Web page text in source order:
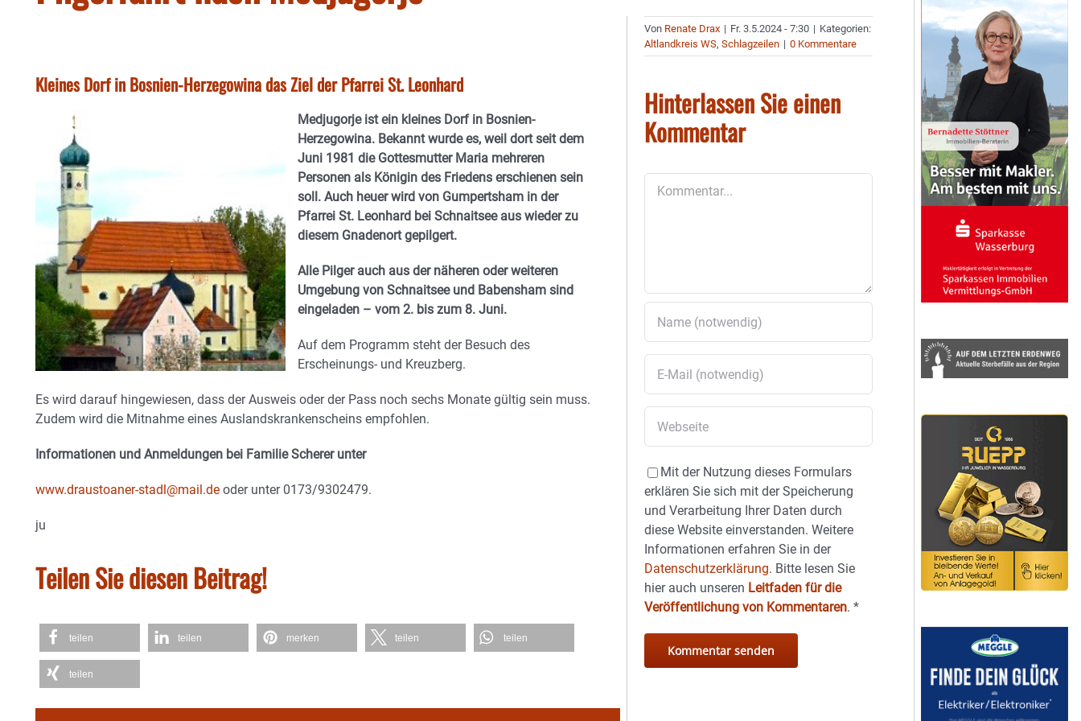
Kleines Dorf in Bosnien-Herzegowina das Ziel der Pfarrei St. Leonhard
Medjugorje ist ein kleines Dorf in Bosnien-
Herzegowina. Bekannt wurde es, weil dort seit dem
Juni 1981 die Gottesmutter Maria mehreren
Personen als Königin des Friedens erschienen sein
soll. Auch heuer wird von Gumpertsham in der
Pfarrei St. Leonhard bei Schnaitsee aus wieder zu
diesem Gnadenort gepilgert.
Alle Pilger auch aus der näheren oder weiteren
Umgebung von Schnaitsee und Babensham sind
eingeladen – vom 2. bis zum 8. Juni.
Auf dem Programm steht der Besuch des
Erscheinungs- und Kreuzberg.
Es wird darauf hingewiesen, dass der Ausweis oder der Pass noch sechs Monate gültig sein muss.
Zudem wird die Mitnahme eines Auslandskrankenscheins empfohlen.
Informationen und Anmeldungen bei Familie Scherer unter
www.draustoaner-stadl@mail.de oder unter 0173/9302479.
ju
Teilen Sie diesen Beitrag!
teilen teilen merken teilen teilen
teilen
Von Renate Drax | Fr. 3.5.2024 - 7:30 | Kategorien:
Altlandkreis WS,Schlagzeilen | 0 Kommentare
Hinterlassen Sie einen
Kommentar
Mit der Nutzung dieses Formulars
erklären Sie sich mit der Speicherung
und Verarbeitung Ihrer Daten durch
diese Website einverstanden. Weitere
Informationen erfahren Sie in der
Datenschutzerklärung. Bitte lesen Sie
hier auch unseren Leitfaden für die
Veröffentlichung von Kommentaren.*